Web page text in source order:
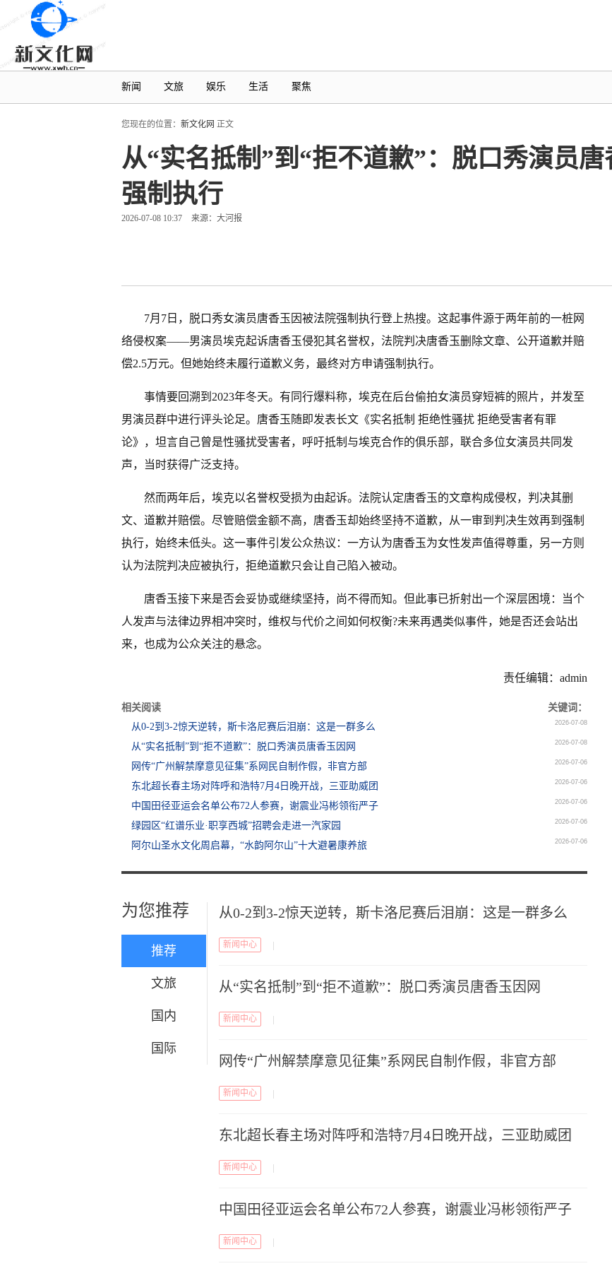
新闻 文旅 娱乐 生活 聚焦
您现在的位置： 新文化网 正文
从“实名抵制”到“拒不道歉”：脱口秀演员
强制执行
2026-07-08 10:37 来源：大河报
7月7日，脱口秀女演员唐香玉因被法院强制执行登上热搜。这起事件源于两年前的一桩网
络侵权案——男演员埃克起诉唐香玉侵犯其名誉权，法院判决唐香玉删除文章、公开道歉并赔
偿2.5万元。但她始终未履行道歉义务，最终对方申请强制执行。
事情要回溯到2023年冬天。有同行爆料称，埃克在后台偷拍女演员穿短裤的照片，并发至
男演员群中进行评头论足。唐香玉随即发表长文《实名抵制 拒绝性骚扰 拒绝受害者有罪
论》，坦言自己曾是性骚扰受害者，呼吁抵制与埃克合作的俱乐部，联合多位女演员共同发
声，当时获得广泛支持。
然而两年后，埃克以名誉权受损为由起诉。法院认定唐香玉的文章构成侵权，判决其删
文、道歉并赔偿。尽管赔偿金额不高，唐香玉却始终坚持不道歉，从一审到判决生效再到强制
执行，始终未低头。这一事件引发公众热议：一方认为唐香玉为女性发声值得尊重，另一方则
认为法院判决应被执行，拒绝道歉只会让自己陷入被动。
唐香玉接下来是否会妥协或继续坚持，尚不得而知。但此事已折射出一个深层困境：当个
人发声与法律边界相冲突时，维权与代价之间如何权衡?未来再遇类似事件，她是否还会站出
来，也成为公众关注的悬念。
责任编辑：admin
相关阅读
关键词：
从0-2到3-2惊天逆转，斯卡洛尼赛后泪崩：这是一群多么
2026-07-08
从“实名抵制”到“拒不道歉”：脱口秀演员唐香玉因网 2026-07-08
网传“广州解禁摩意见征集”系网民自制作假，非官方部 2026-07-06
东北超长春主场对阵呼和浩特7月4日晚开战，三亚助威团 2026-07-06
中国田径亚运会名单公布72人参赛，谢震业冯彬领衔严子 2026-07-06
绿园区“红谱乐业·职享西城”招聘会走进一汽家园 2026-07-06
阿尔山圣水文化周启幕，“水韵阿尔山”十大避暑康养旅 2026-07-06
为您推荐
推荐
文旅
国内
国际
从0-2到3-2惊天逆转，斯卡洛尼赛后泪崩：这是一群多么
新闻中心
从“实名抵制”到“拒不道歉”：脱口秀演员唐香玉因网
新闻中心
网传“广州解禁摩意见征集”系网民自制作假，非官方部
新闻中心
东北超长春主场对阵呼和浩特7月4日晚开战，三亚助威团
新闻中心
中国田径亚运会名单公布72人参赛，谢震业冯彬领衔严子
新闻中心